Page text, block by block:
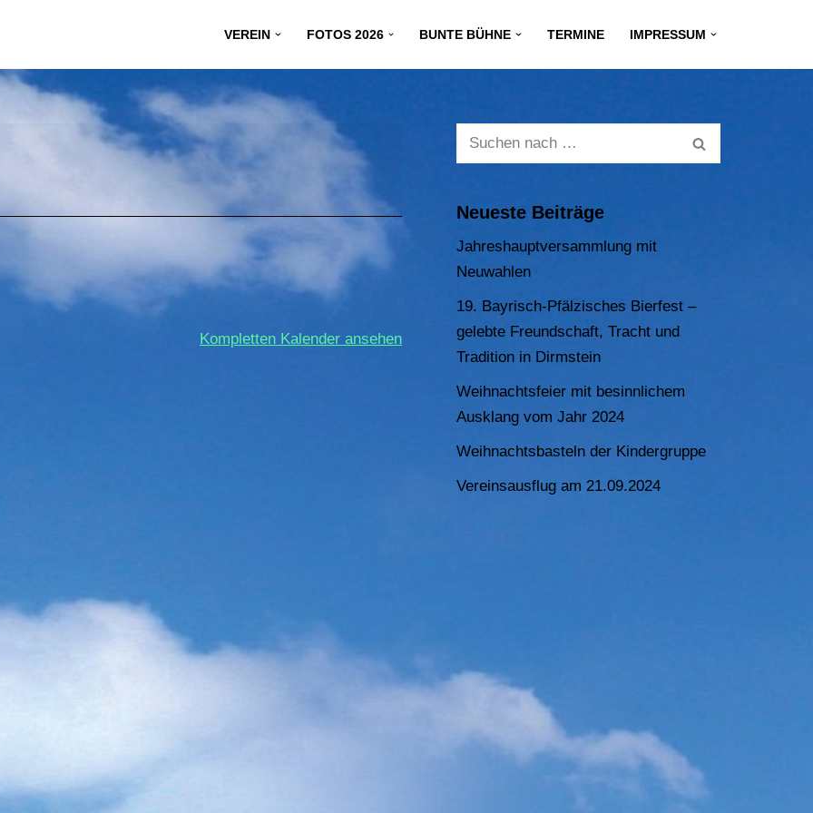
VEREIN FOTOS 2026 BUNTE BÜHNE TERMINE IMPRESSUM
Kompletten Kalender ansehen
Neueste Beiträge
Jahreshauptversammlung mit
Neuwahlen
19. Bayrisch-Pfälzisches Bierfest –
gelebte Freundschaft, Tracht und
Tradition in Dirmstein
Weihnachtsfeier mit besinnlichem
Ausklang vom Jahr 2024
Weihnachtsbasteln der Kindergruppe
Vereinsausflug am 21.09.2024